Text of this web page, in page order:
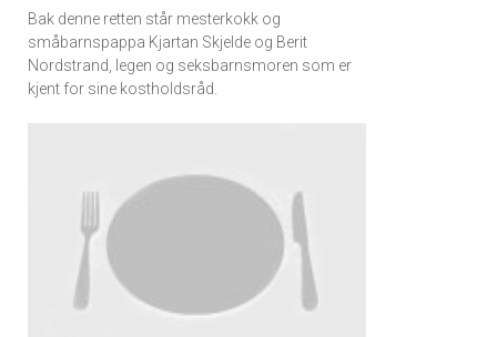
Bak denne retten står mesterkokk og
småbarnspappa Kjartan Skjelde og Berit
Nordstrand, legen og seksbarnsmoren som er
kjent for sine kostholdsråd.